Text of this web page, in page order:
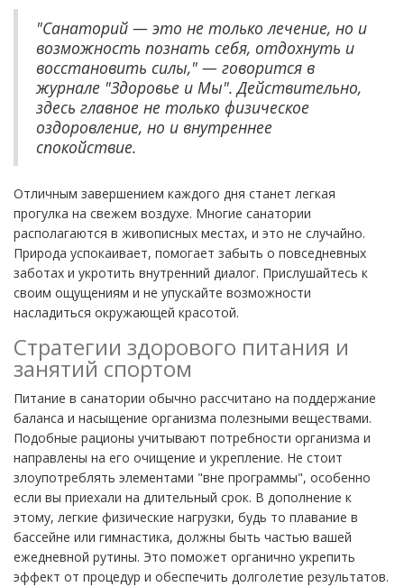
"Санаторий — это не только лечение, но и
возможность познать себя, отдохнуть и
восстановить силы," — говорится в
журнале "Здоровье и Мы". Действительно,
здесь главное не только физическое
оздоровление, но и внутреннее
спокойствие.
Отличным завершением каждого дня станет легкая
прогулка на свежем воздухе. Многие санатории
располагаются в живописных местах, и это не случайно.
Природа успокаивает, помогает забыть о повседневных
заботах и укротить внутренний диалог. Прислушайтесь к
своим ощущениям и не упускайте возможности
насладиться окружающей красотой.
Стратегии здорового питания и
занятий спортом
Питание в санатории обычно рассчитано на поддержание
баланса и насыщение организма полезными веществами.
Подобные рационы учитывают потребности организма и
направлены на его очищение и укрепление. Не стоит
злоупотреблять элементами "вне программы", особенно
если вы приехали на длительный срок. В дополнение к
этому, легкие физические нагрузки, будь то плавание в
бассейне или гимнастика, должны быть частью вашей
ежедневной рутины. Это поможет органично укрепить
эффект от процедур и обеспечить долголетие результатов.